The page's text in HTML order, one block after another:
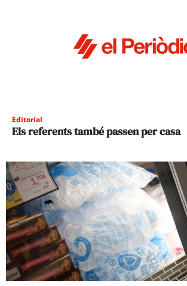
Editorial
Els referents també passen per casa